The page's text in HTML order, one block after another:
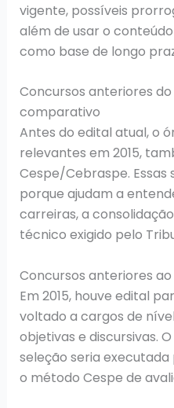
vigente, possíveis
além de usar o
como base de longo
Concursos anteriores do
comparativo
Antes do edital atual, o
relevantes em 2015,
Cespe/Cebraspe.
porque ajudam a
carreiras, a
técnico exigido pelo
Concursos anteriores
Em 2015, houve edital
voltado a cargos de
objetivas e discursivas.
seleção seria
o método Cespe de